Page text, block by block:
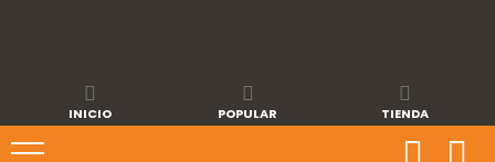
INICIO POPULAR TIENDA